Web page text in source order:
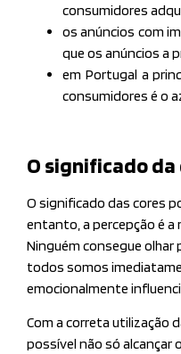
consumidores
os anúncios com
que os anúncios a
em Portugal a
consumidores é o
O significado da
O significado das cores
entanto, a percepção é
Ninguém consegue olhar
todos somos
emocionalmente
Com a correta utilização
possível não só alcançar